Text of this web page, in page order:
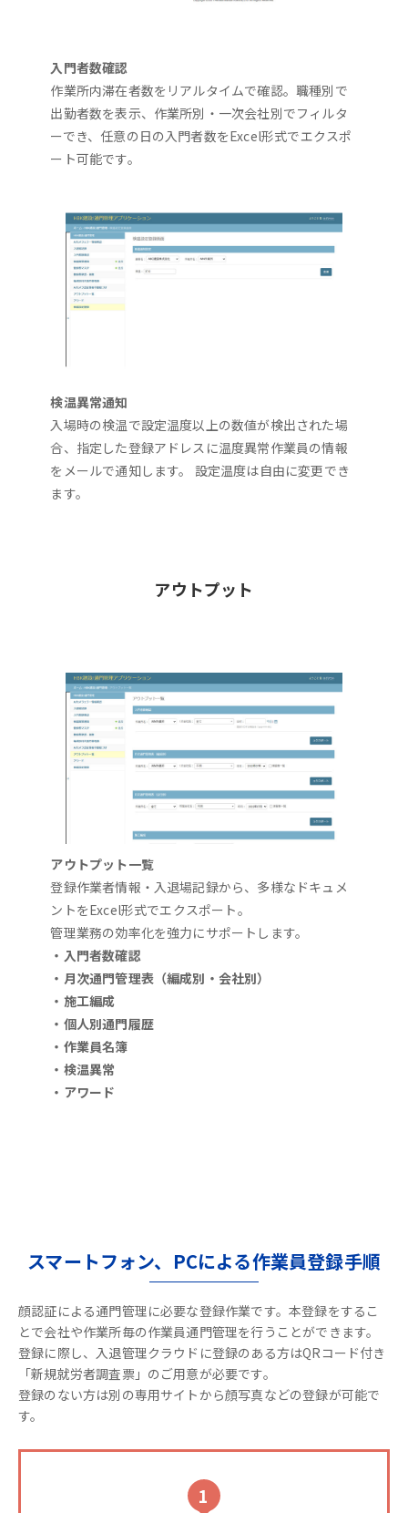
入門者数確認
作業所内滞在者数をリアルタイムで確認。職種別で
出勤者数を表示、作業所別・一次会社別でフィルタ
ーでき、任意の日の入門者数をExcel形式でエクスポ
ート可能です。
検温異常通知
入場時の検温で設定温度以上の数値が検出された場
合、指定した登録アドレスに温度異常作業員の情報
をメールで通知します。 設定温度は自由に変更でき
ます。
アウトプット
アウトプット一覧
登録作業者情報・入退場記録から、多様なドキュメ
ントをExcel形式でエクスポート。
管理業務の効率化を強力にサポートします。
・入門者数確認
・月次通門管理表（編成別・会社別）
・施工編成
・個人別通門履歴
・作業員名簿
・検温異常
・アワード
スマートフォン、PCによる作業員登録手順
顔認証による通門管理に必要な登録作業です。本登録をするこ
とで会社や作業所毎の作業員通門管理を行うことができます。
登録に際し、入退管理クラウドに登録のある方はQRコード付き
「新規就労者調査票」のご用意が必要です。
登録のない方は別の専用サイトから顔写真などの登録が可能で
す。
1